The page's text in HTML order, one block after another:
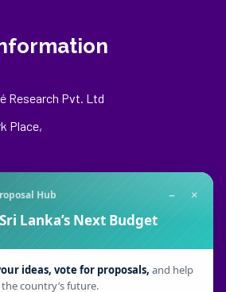
Research Pvt. Ltd
Place,
Limited. All Rights Reserved.
Hub − ×
Lanka’s Next Budget
ideas, vote for proposals, and help
country’s future.